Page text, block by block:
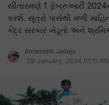
સીતારમણે 1 ફેબ્રુઆરી
કરશે. સૂત્રો પાસેથી મળી
કેંદ્ર સરકાર ખેડૂતો અને
Amansinh Jadeja
29 January, 2024 01:15